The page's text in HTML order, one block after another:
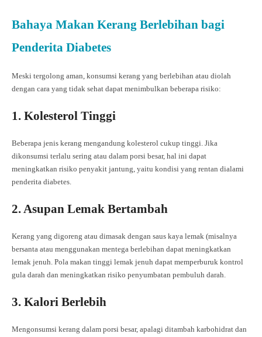
Bahaya Makan Kerang Berlebihan bagi
Penderita Diabetes
Meski tergolong aman, konsumsi kerang yang berlebihan atau diolah
dengan cara yang tidak sehat dapat menimbulkan beberapa risiko:
1. Kolesterol Tinggi
Beberapa jenis kerang mengandung kolesterol cukup tinggi. Jika
dikonsumsi terlalu sering atau dalam porsi besar, hal ini dapat
meningkatkan risiko penyakit jantung, yaitu kondisi yang rentan dialami
penderita diabetes.
2. Asupan Lemak Bertambah
Kerang yang digoreng atau dimasak dengan saus kaya lemak (misalnya
bersanta atau menggunakan mentega berlebihan dapat meningkatkan
lemak jenuh. Pola makan tinggi lemak jenuh dapat memperburuk kontrol
gula darah dan meningkatkan risiko penyumbatan pembuluh darah.
3. Kalori Berlebih
Mengonsumsi kerang dalam porsi besar, apalagi ditambah karbohidrat dan